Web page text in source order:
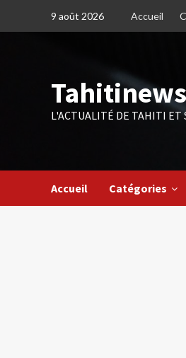
9 août 2026 Accueil
L'ACTUALITÉ DE TAHITI ET
Accueil Catégories